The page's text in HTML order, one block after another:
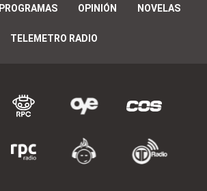
PROGRAMAS OPINIÓN NOVELAS
TELEMETRO RADIO